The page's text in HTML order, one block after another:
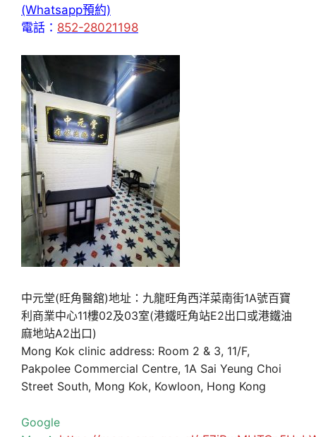
(Whatsapp預約)
電話： 852-28021198
中元堂(旺角醫舘)地址：九龍旺角西洋菜南街1A號百寶
利商業中心11樓02及03室(港鐵旺角站E2出口或港鐵油
麻地站A2出口)
Mong Kok clinic address: Room 2 & 3, 11/F,
Pakpolee Commercial Centre, 1A Sai Yeung Choi
Street South, Mong Kok, Kowloon, Hong Kong
Google